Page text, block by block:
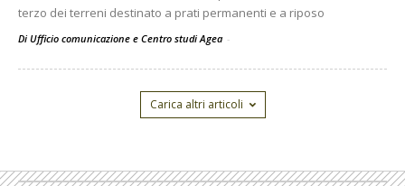
terzo dei terreni destinato a prati permanenti e a riposo
Di Ufficio comunicazione e Centro studi Agea -
Carica altri articoli